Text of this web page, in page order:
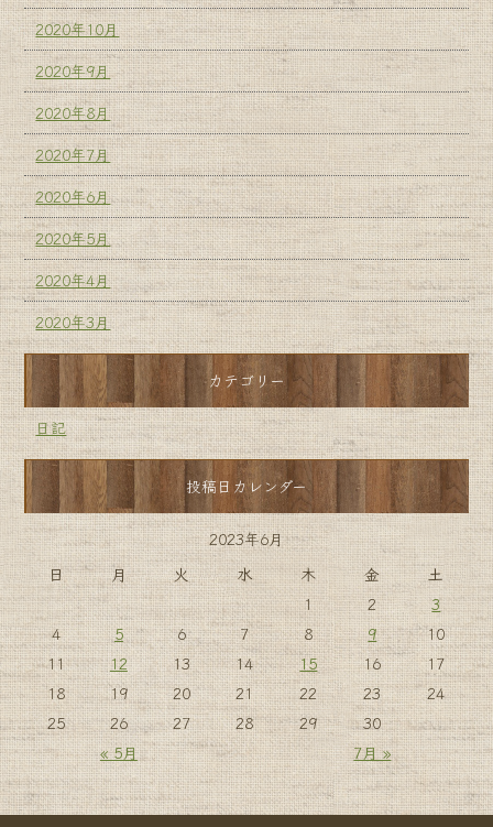
2020年10月
2020年9月
2020年8月
2020年7月
2020年6月
2020年5月
2020年4月
2020年3月
カテゴリー
日記
投稿日カレンダー
2023年6月
日
月 火 水 木 金 土
« 5月 7月 »
1 2
3
4
5 6 7 8 9
10
11
12 13 14 15 16
17
18
19 20 21 22 23
24
25
26 27 28 29 30